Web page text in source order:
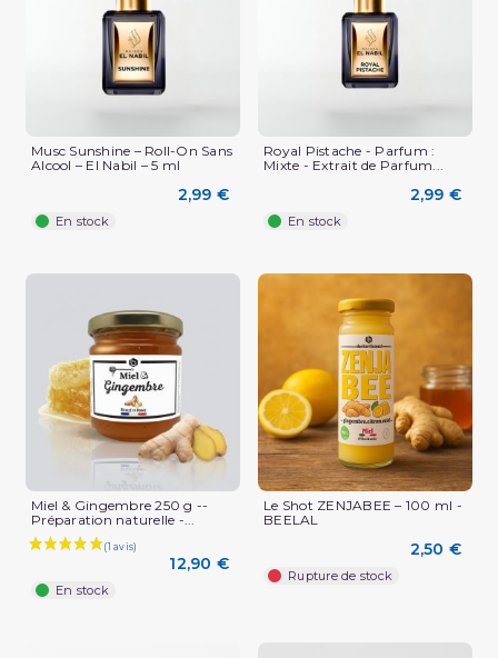
(3 avis)
Musc Sunshine – Roll-On Sans
Alcool – El Nabil – 5 ml
2,99 €
En stock
Royal Pistache - Parfum :
Mixte - Extrait de Parfum...
2,99 €
En stock
Miel & Gingembre 250 g --
Préparation naturelle -...
12,90 €
En stock
Le Shot ZENJABEE – 100 ml -
BEELAL
2,50 €
Rupture de stock